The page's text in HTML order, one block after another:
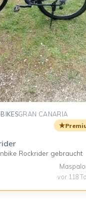
GRAN CANARIA
★
Rockrider gebraucht
vor 118